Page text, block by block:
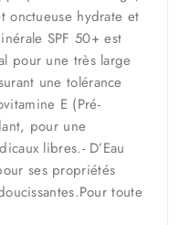
onctueuse hydrate et
SPF 50+ est
pour une très large
une tolérance
E (Pré-
pour une
libres.- D’Eau
ses propriétés
toute